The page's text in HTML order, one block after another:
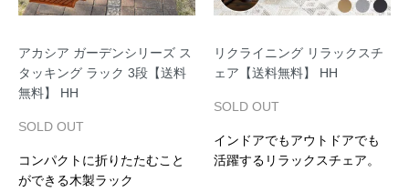
アカシア ガーデンシリーズ ス
タッキング ラック 3段【送料
無料】 HH
SOLD OUT
コンパクトに折りたたむこと
ができる木製ラック
リクライニング リラックスチ
ェア【送料無料】 HH
SOLD OUT
インドアでもアウトドアでも
活躍するリラックスチェア。